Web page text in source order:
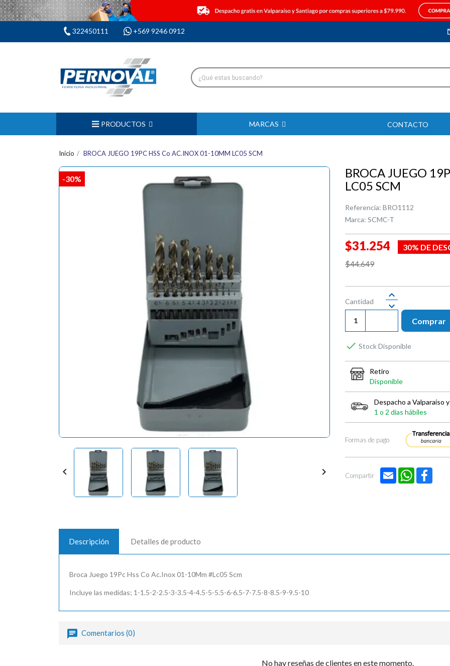
322450111 +569 9246 0912
PRODUCTOS MARCAS CONTACTO
Inicio BROCA JUEGO 19PC HSS Co AC.INOX 01-10MM LC05 SCM
-30%
 
BROCA JUEGO
LC05 SCM
Referencia: BRO1112
Marca: SCMC-T
$31.254
30% DE
$44.649
Cantidad
Comprar
 Stock Disponible
Retiro
Disponible
Despacho a Valparaíso
1 o 2 días hábiles
Formas de pago
Compartir Email WhatsApp
Descripción Detalles de producto
Broca Juego 19Pc Hss Co Ac.Inox 01-10Mm #Lc05 Scm
Incluye las medidas; 1-1.5-2-2.5-3-3.5-4-4.5-5-5.5-6-6.5-7-7.5-8-8.5-9-9.5-10
Comentarios (0)
No hay reseñas de clientes en este momento.